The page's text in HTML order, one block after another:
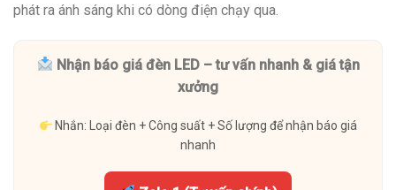
phát ra ánh sáng khi có dòng điện chạy qua.
Nhận báo giá đèn LED – tư vấn nhanh & giá tận
xưởng
Nhắn: Loại đèn + Công suất + Số lượng để nhận báo giá
nhanh